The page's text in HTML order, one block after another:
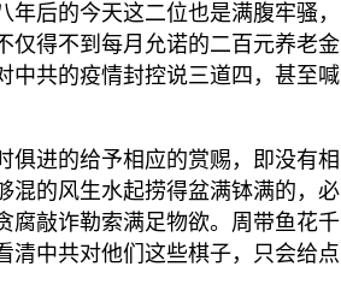
后的今天这二位也是满腹牢骚，
仅得不到每月允诺的二百元养老金
中共的疫情封控说三道四，甚至喊
俱进的给予相应的赏赐，即没有相
混的风生水起捞得盆满钵满的，必
腐敲诈勒索满足物欲。周带鱼花千
清中共对他们这些棋子，只会给点